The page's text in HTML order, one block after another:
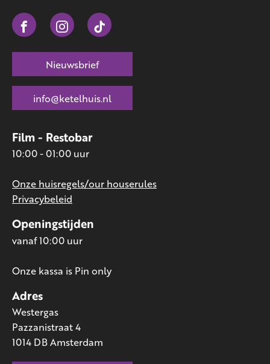
Adres
Westergas
Pazzanistraat 4
1014 DB Amsterdam
Openingstijden
vanaf 10:00 uur
Onze kassa is Pin only
Film - Restobar
10:00 - 01:00 uur
Onze huisregels/our houserules
Privacybeleid
Nieuwsbrief
info@ketelhuis.nl